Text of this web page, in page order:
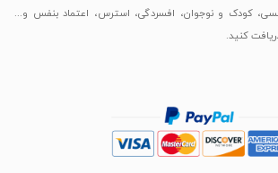
کودک و نوجوان، افسردگی، استرس، اعتماد بنفس و...
کنید.